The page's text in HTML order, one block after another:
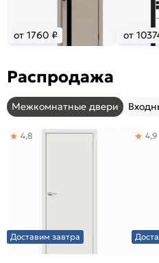
от 1760 ₽ от
Распродажа
Межкомнатные двери
Доставим завтра
4,8 4,9